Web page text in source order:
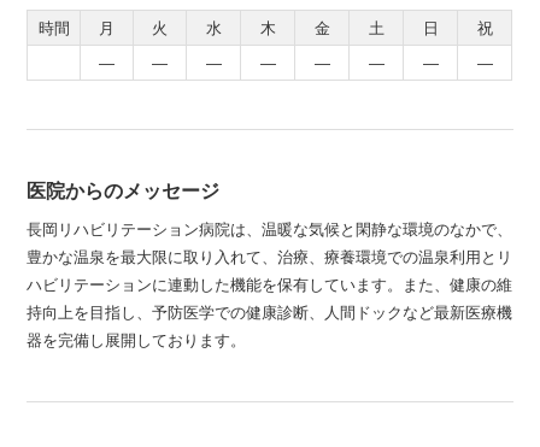
時間 月 火 水 木 金 土 日
祝
―
― ― ― ― ― ― ―
医院からのメッセージ
長岡リハビリテーション病院は、温暖な気候と閑静な環境のなかで、
豊かな温泉を最大限に取り入れて、治療、療養環境での温泉利用とリ
ハビリテーションに連動した機能を保有しています。また、健康の維
持向上を目指し、予防医学での健康診断、人間ドックなど最新医療機
器を完備し展開しております。